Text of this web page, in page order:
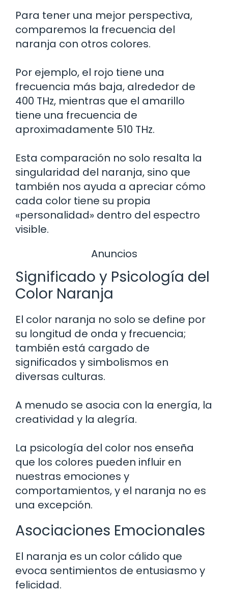
Para tener una mejor perspectiva,
comparemos la frecuencia del
naranja con otros colores.
Por ejemplo, el rojo tiene una
frecuencia más baja, alrededor de
400 THz, mientras que el amarillo
tiene una frecuencia de
aproximadamente 510 THz.
Esta comparación no solo resalta la
singularidad del naranja, sino que
también nos ayuda a apreciar cómo
cada color tiene su propia
«personalidad» dentro del espectro
visible.
Anuncios
Significado y Psicología del
Color Naranja
El color naranja no solo se define por
su longitud de onda y frecuencia;
también está cargado de
significados y simbolismos en
diversas culturas.
A menudo se asocia con la energía, la
creatividad y la alegría.
La psicología del color nos enseña
que los colores pueden influir en
nuestras emociones y
comportamientos, y el naranja no es
una excepción.
Asociaciones Emocionales
El naranja es un color cálido que
evoca sentimientos de entusiasmo y
felicidad.